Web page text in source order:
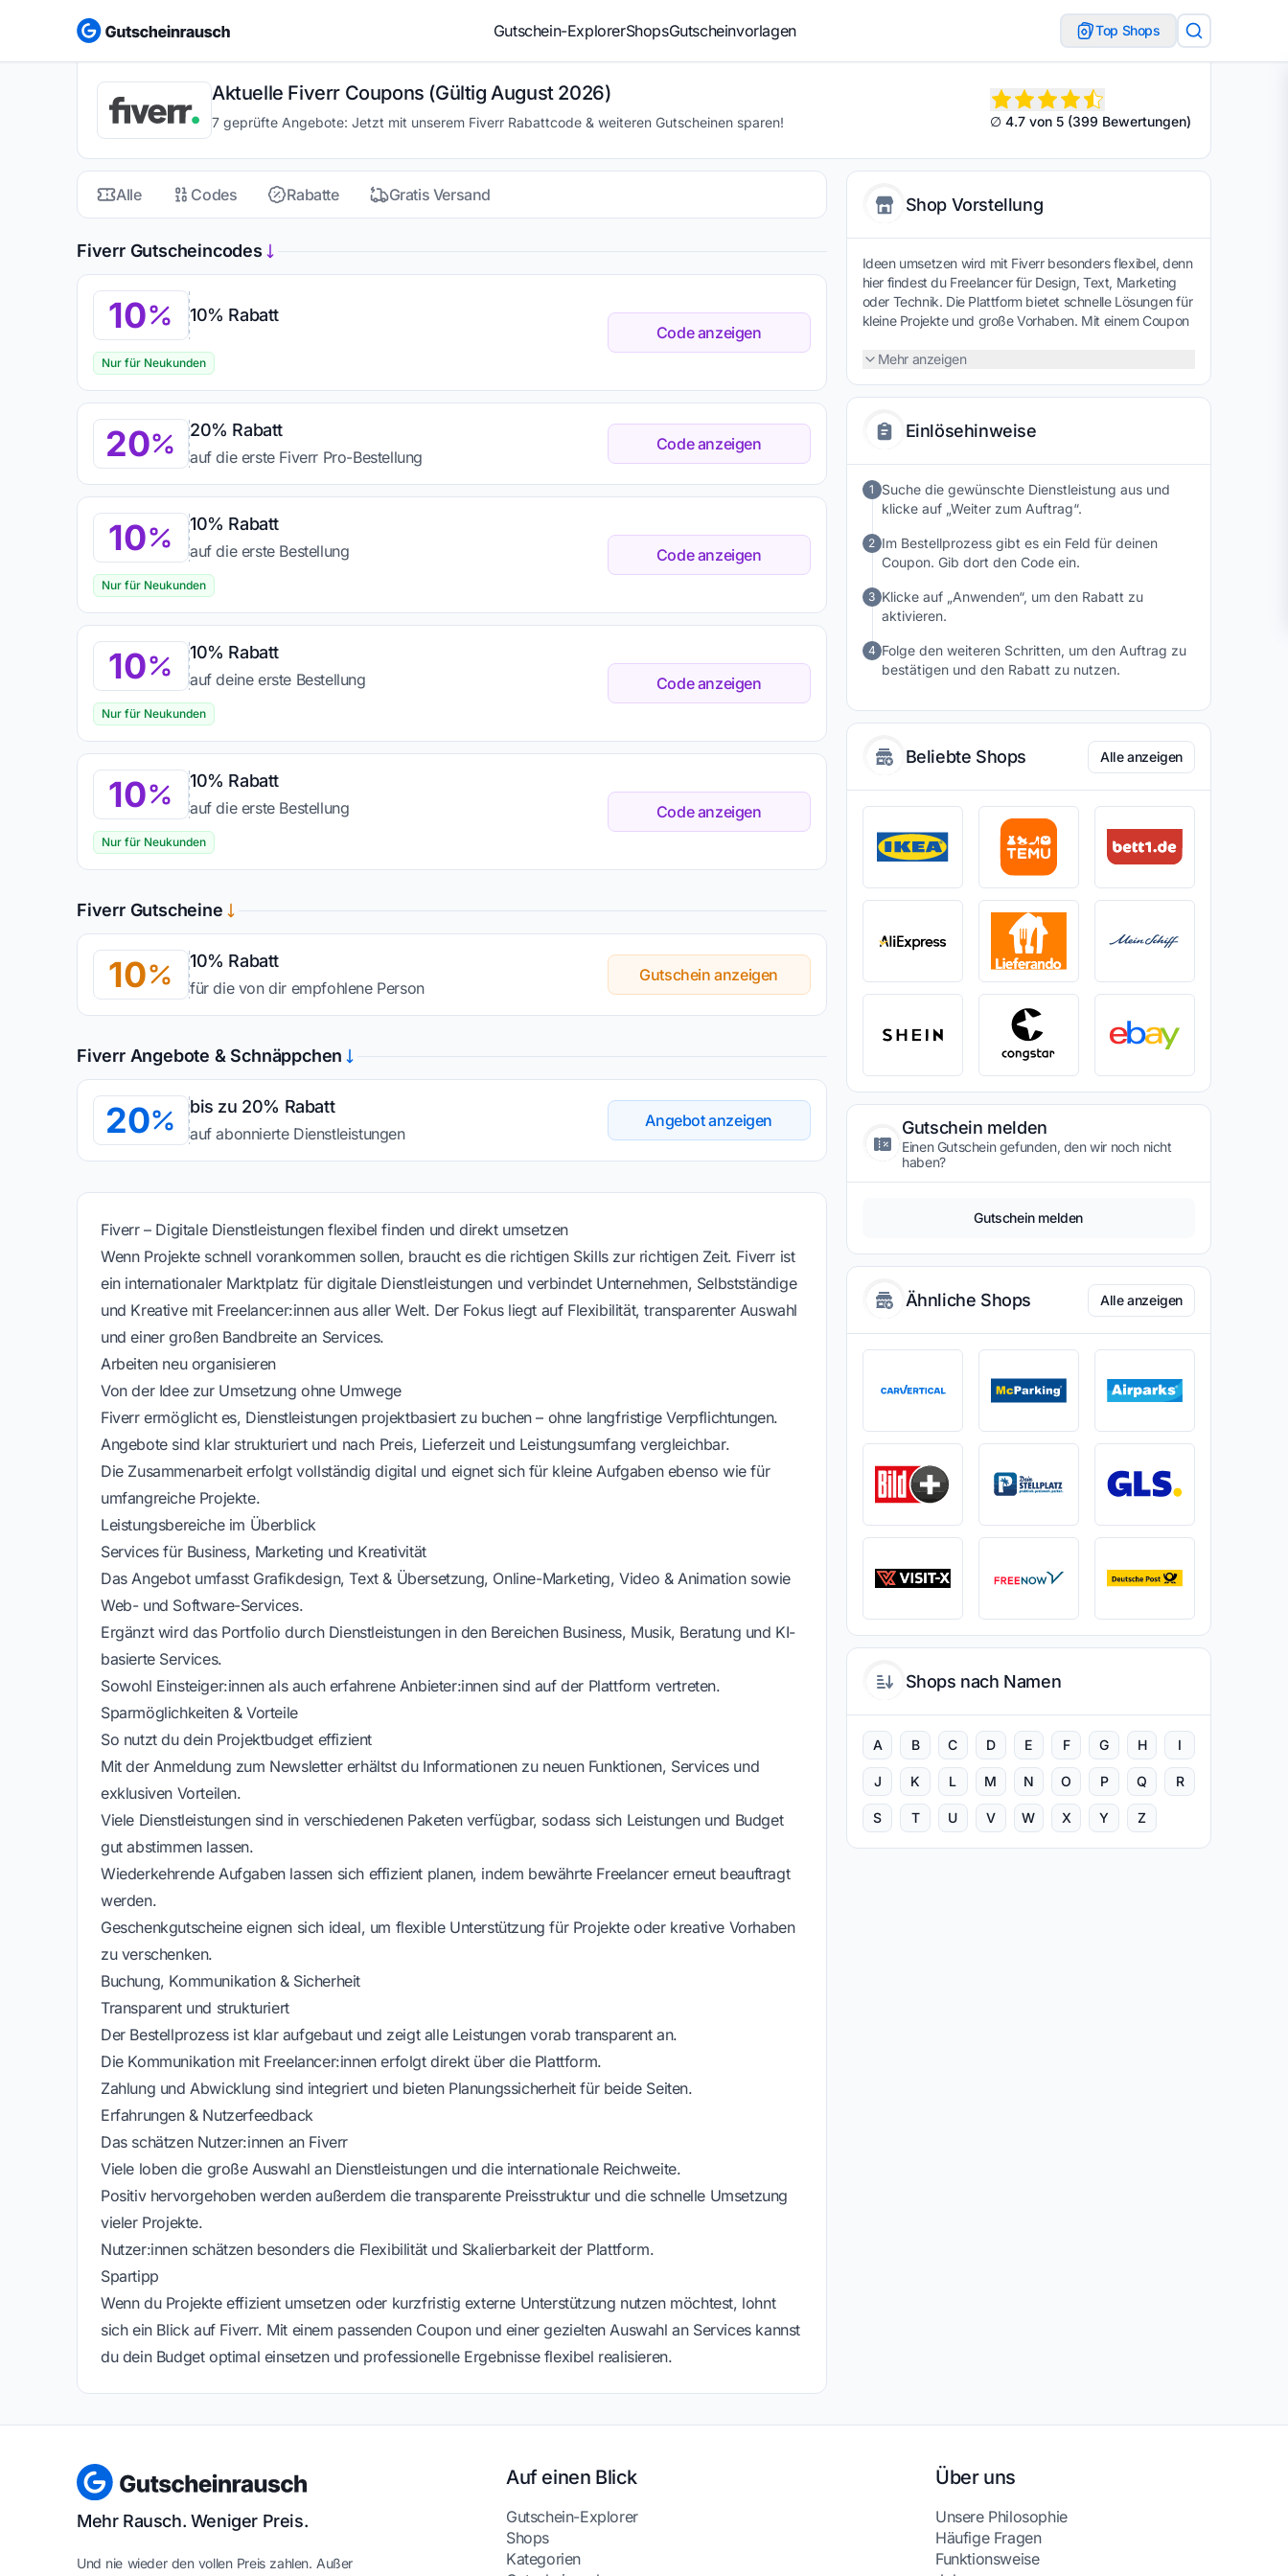
Gutschein-ExplorerShopsGutscheinvorlagen Top Shops
Aktuelle Fiverr Coupons (Gültig August 2026)
7 geprüfte Angebote: Jetzt mit unserem Fiverr Rabattcode & weiteren Gutscheinen sparen! ∅ 4.7 von 5 (399 Bewertungen)
Alle Codes Rabatte Gratis Versand
Fiverr Gutscheincodes
10 10% Rabatt
Nur für Neukunden
Code anzeigen
20 20% Rabatt
auf die erste Fiverr Pro-Bestellung
Code anzeigen
10 10% Rabatt
auf die erste Bestellung
Nur für Neukunden
Code anzeigen
10 10% Rabatt
auf deine erste Bestellung
Nur für Neukunden
Code anzeigen
10 10% Rabatt
auf die erste Bestellung
Nur für Neukunden
Code anzeigen
Fiverr Gutscheine
10 10% Rabatt
für die von dir empfohlene Person
Gutschein anzeigen
Fiverr Angebote & Schnäppchen
20 bis zu 20% Rabatt
auf abonnierte Dienstleistungen
Angebot anzeigen
Fiverr – Digitale Dienstleistungen flexibel finden und direkt umsetzen
Wenn Projekte schnell vorankommen sollen, braucht es die richtigen Skills zur richtigen Zeit. Fiverr ist
ein internationaler Marktplatz für digitale Dienstleistungen und verbindet Unternehmen, Selbstständige
und Kreative mit Freelancer:innen aus aller Welt. Der Fokus liegt auf Flexibilität, transparenter Auswahl
und einer großen Bandbreite an Services.
Arbeiten neu organisieren
Von der Idee zur Umsetzung ohne Umwege
Fiverr ermöglicht es, Dienstleistungen projektbasiert zu buchen – ohne langfristige Verpflichtungen.
Angebote sind klar strukturiert und nach Preis, Lieferzeit und Leistungsumfang vergleichbar.
Die Zusammenarbeit erfolgt vollständig digital und eignet sich für kleine Aufgaben ebenso wie für
umfangreiche Projekte.
Leistungsbereiche im Überblick
Services für Business, Marketing und Kreativität
Das Angebot umfasst Grafikdesign, Text & Übersetzung, Online-Marketing, Video & Animation sowie
Web- und Software-Services.
Ergänzt wird das Portfolio durch Dienstleistungen in den Bereichen Business, Musik, Beratung und KI-
basierte Services.
Sowohl Einsteiger:innen als auch erfahrene Anbieter:innen sind auf der Plattform vertreten.
Sparmöglichkeiten & Vorteile
So nutzt du dein Projektbudget effizient
Mit der Anmeldung zum Newsletter erhältst du Informationen zu neuen Funktionen, Services und
exklusiven Vorteilen.
Viele Dienstleistungen sind in verschiedenen Paketen verfügbar, sodass sich Leistungen und Budget
gut abstimmen lassen.
Wiederkehrende Aufgaben lassen sich effizient planen, indem bewährte Freelancer erneut beauftragt
werden.
Geschenkgutscheine eignen sich ideal, um flexible Unterstützung für Projekte oder kreative Vorhaben
zu verschenken.
Buchung, Kommunikation & Sicherheit
Transparent und strukturiert
Der Bestellprozess ist klar aufgebaut und zeigt alle Leistungen vorab transparent an.
Die Kommunikation mit Freelancer:innen erfolgt direkt über die Plattform.
Zahlung und Abwicklung sind integriert und bieten Planungssicherheit für beide Seiten.
Erfahrungen & Nutzerfeedback
Das schätzen Nutzer:innen an Fiverr
Viele loben die große Auswahl an Dienstleistungen und die internationale Reichweite.
Positiv hervorgehoben werden außerdem die transparente Preisstruktur und die schnelle Umsetzung
vieler Projekte.
Nutzer:innen schätzen besonders die Flexibilität und Skalierbarkeit der Plattform.
Spartipp
Wenn du Projekte effizient umsetzen oder kurzfristig externe Unterstützung nutzen möchtest, lohnt
sich ein Blick auf Fiverr. Mit einem passenden Coupon und einer gezielten Auswahl an Services kannst
du dein Budget optimal einsetzen und professionelle Ergebnisse flexibel realisieren.
Shop Vorstellung
Ideen umsetzen wird mit Fiverr besonders flexibel, denn
hier findest du Freelancer für Design, Text, Marketing
oder Technik. Die Plattform bietet schnelle Lösungen für
kleine Projekte und große Vorhaben. Mit einem Coupon
motivierender Anreiz, professionelle Unterstützung
Mehr anzeigen
Einlösehinweise
1 Suche die gewünschte Dienstleistung aus und
klicke auf „Weiter zum Auftrag“.
2 Im Bestellprozess gibt es ein Feld für deinen
Coupon. Gib dort den Code ein.
3 Klicke auf „Anwenden“, um den Rabatt zu
aktivieren.
4 Folge den weiteren Schritten, um den Auftrag zu
bestätigen und den Rabatt zu nutzen.
Beliebte Shops Alle anzeigen
Gutschein melden
Einen Gutschein gefunden, den wir noch nicht
haben?
Gutschein melden
Ähnliche Shops Alle anzeigen
Shops nach Namen
A B C D E F G H I
J K L M N O P Q R
S T U V W X Y Z
Mehr Rausch. Weniger Preis.
Und nie wieder den vollen Preis zahlen. Außer
Auf einen Blick
Gutschein-Explorer
Shops
Kategorien
Über uns
Unsere Philosophie
Häufige Fragen
Funktionsweise